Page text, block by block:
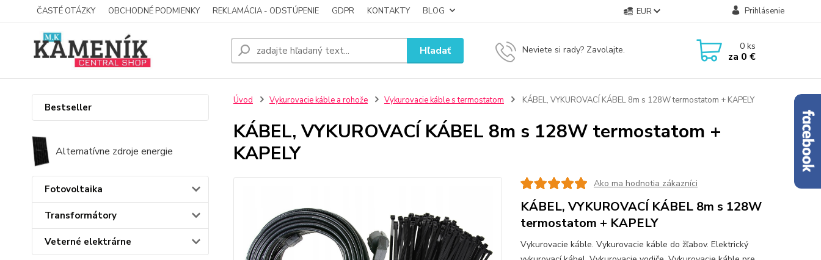
ČASTÉ OTÁZKY OBCHODNÉ PODMIENKY REKLAMÁCIA - ODSTÚPENIE GDPR KONTAKTY BLOG EUR Prihlásenie
Hľadať Neviete si rady? Zavolajte. 0ks
za 0 €
Bestseller
Alternatívne zdroje energie
Fotovoltaika
Transformátory
Veterné elektrárne
Úvod Vykurovacie káble a rohože Vykurovacie káble s termostatom KÁBEL, VYKUROVACÍ KÁBEL 8m s 128W termostatom + KAPELY
KÁBEL, VYKUROVACÍ KÁBEL 8m s 128W termostatom +
KAPELY
Ako ma hodnotia zákazníci
KÁBEL, VYKUROVACÍ KÁBEL 8m s 128W
termostatom + KAPELY
Vykurovacie káble. Vykurovacie káble do žľabov. Elektrický